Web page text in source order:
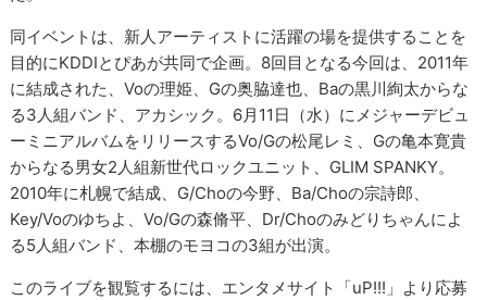
同イベントは、新人アーティストに活躍の場を提供することを
目的にKDDIとぴあが共同で企画。8回目となる今回は、2011年
に結成された、Voの理姫、Gの奥脇達也、Baの黒川絢太からな
る3人組バンド、アカシック。6月11日（水）にメジャーデビュ
ーミニアルバムをリリースするVo/Gの松尾レミ、Gの亀本寛貴
からなる男女2人組新世代ロックユニット、GLIM SPANKY。
2010年に札幌で結成、G/Choの今野、Ba/Choの宗詩郎、
Key/Voのゆちよ、Vo/Gの森脩平、Dr/Choのみどりちゃんによ
る5人組バンド、本棚のモヨコの3組が出演。
このライブを観覧するには、エンタメサイト「uP!!!」より応募